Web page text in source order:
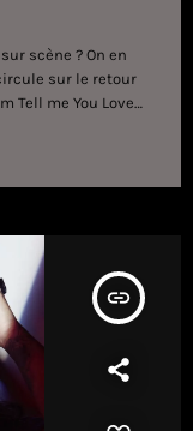
scène ? On en
sur le retour
Tell me You Love
dans une
collaboré
insert_link